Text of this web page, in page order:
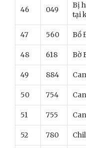
46 049
Bị
tại
47 560 Bồ
48 618 Bờ
49 884
50 754
51 755
52 780